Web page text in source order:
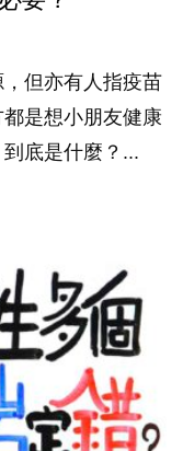
但亦有人指疫苗
是想小朋友健康
底是什麼？...